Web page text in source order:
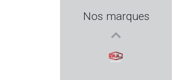
Nos marques
VOUZELAUD